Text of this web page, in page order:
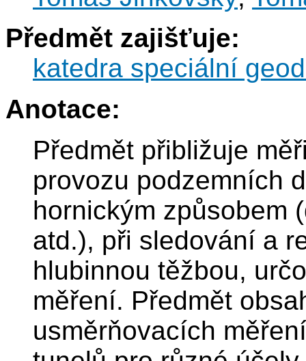
Předmět zajišťuje:
katedra speciální
Anotace:
Předmět přibližuje
provozu podzemních
hornickým způsobem
atd.), při sledování a
hlubinnou těžbou,
měření. Předmět
usměrňovacích